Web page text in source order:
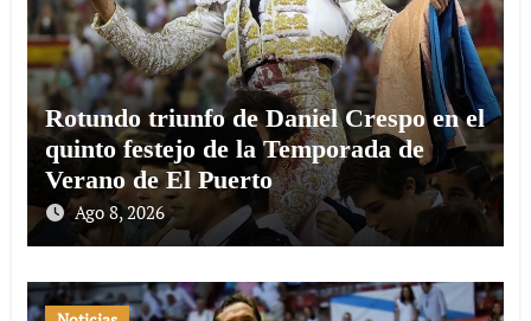
Rotundo triunfo de Daniel Crespo en el
quinto festejo de la Temporada de
Verano de El Puerto
Ago 8, 2026